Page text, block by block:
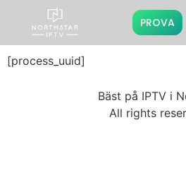
PROVA
[process_uuid]
Bäst på IPTV i
All rights